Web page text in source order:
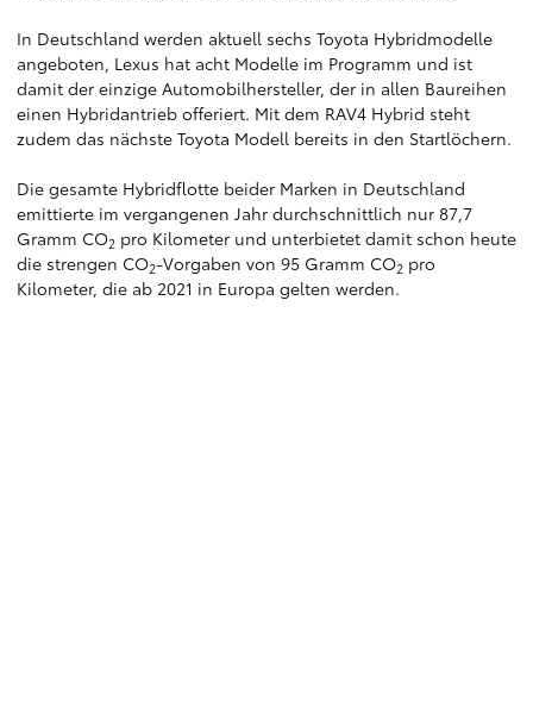
In Deutschland werden aktuell sechs Toyota Hybridmodelle
angeboten, Lexus hat acht Modelle im Programm und ist
damit der einzige Automobilhersteller, der in allen Baureihen
einen Hybridantrieb offeriert. Mit dem RAV4 Hybrid steht
zudem das nächste Toyota Modell bereits in den Startlöchern.
Die gesamte Hybridflotte beider Marken in Deutschland
emittierte im vergangenen Jahr durchschnittlich nur 87,7
Gramm CO2 pro Kilometer und unterbietet damit schon heute
die strengen CO2-Vorgaben von 95 Gramm CO2 pro
Kilometer, die ab 2021 in Europa gelten werden.